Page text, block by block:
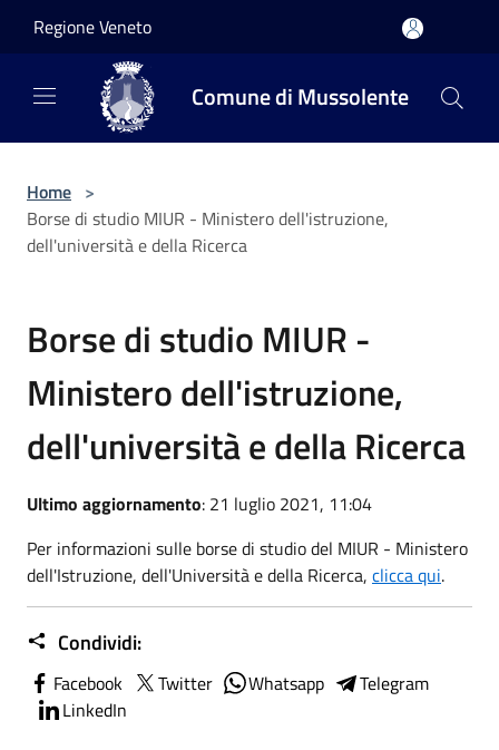
Regione Veneto
Comune di Mussolente
Home >
Borse di studio MIUR - Ministero dell'istruzione,
dell'università e della Ricerca
Borse di studio MIUR -
Ministero dell'istruzione,
dell'università e della Ricerca
Ultimo aggiornamento: 21 luglio 2021, 11:04
Per informazioni sulle borse di studio del MIUR - Ministero
dell'Istruzione, dell'Università e della Ricerca, clicca qui.
Condividi:
Facebook Twitter Whatsapp
Telegram
LinkedIn